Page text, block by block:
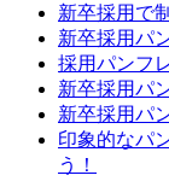
新卒採用で
新卒採用パ
採用パンフ
新卒採用パ
新卒採用パ
印象的なパ
う！